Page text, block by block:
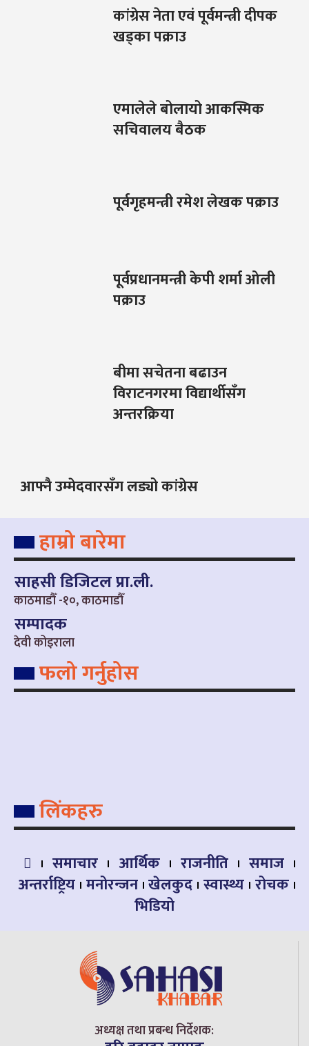
कांग्रेस नेता एवं पूर्वमन्त्री दीपक
खड्का पक्राउ
एमालेले बोलायो आकस्मिक
सचिवालय बैठक
पूर्वगृहमन्त्री रमेश लेखक पक्राउ
पूर्वप्रधानमन्त्री केपी शर्मा ओली
पक्राउ
बीमा सचेतना बढाउन
विराटनगरमा विद्यार्थीसँग
अन्तरक्रिया
आफ्नै उम्मेदवारसँग लड्यो कांग्रेस
हाम्रो बारेमा
साहसी डिजिटल प्रा.ली.
काठमाडौँ -१०, काठमाडौँ
सम्पादक
देवी कोइराला
फलो गर्नुहोस
लिंकहरु
समाचार आर्थिक राजनीति
समाज
अन्तर्राष्ट्रिय मनोरन्जन खेलकुद स्वास्थ्य रोचक
भिडियो
अध्यक्ष तथा प्रबन्ध निर्देशक: